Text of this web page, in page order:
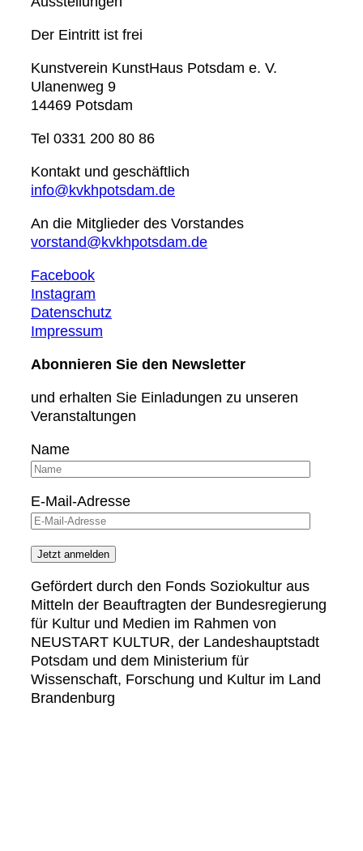
Der Eintritt ist frei
Kunstverein KunstHaus Potsdam e. V.
Ulanenweg 9
14469 Potsdam
Tel 0331 200 80 86
Kontakt und geschäftlich
info@kvkhpotsdam.de
An die Mitglieder des Vorstandes
vorstand@kvkhpotsdam.de
Facebook
Instagram
Datenschutz
Impressum
Abonnieren Sie den Newsletter
und erhalten Sie Einladungen zu unseren
Veranstaltungen
Name
E-Mail-Adresse
Gefördert durch den Fonds Soziokultur aus
Mitteln der Beauftragten der Bundesregierung
für Kultur und Medien im Rahmen von
NEUSTART KULTUR, der Landeshauptstadt
Potsdam und dem Ministerium für
Wissenschaft, Forschung und Kultur im Land
Brandenburg